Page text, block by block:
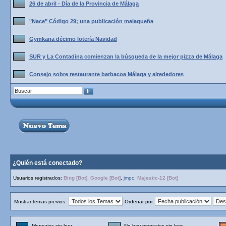
26 de abril - Día de la Provincia de Málaga
"Nace" Código 29; una publicación malagueña
Gymkana décimo lotería Navidad
SUR y La Contadina comienzan la búsqueda de la mejor pizza de Málaga
Consejo sobre restaurante barbacoa Málaga y alrededores
¿Quién está conectado?
Usuarios registrados: Bing [Bot] Google [Bot] jmpc Majestic-12 [Bot]
Mostrar temas previos: Ordenar por